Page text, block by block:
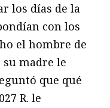
los días de la
con los
el hombre de
su madre le
que qué
R. le